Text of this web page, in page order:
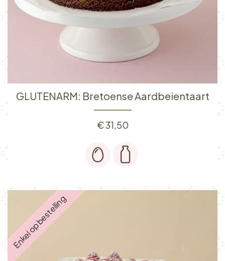
GLUTENARM: Bretoense Aardbeientaart
€31,50
Enkel op bestelling